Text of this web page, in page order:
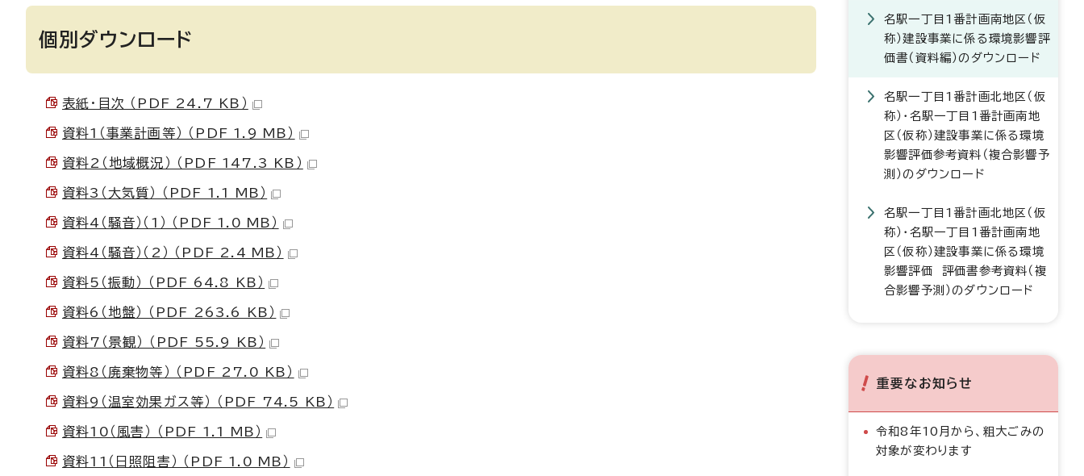
個別ダウンロード
表紙・目次 （PDF 24.7 KB）
資料1（事業計画等） （PDF 1.9 MB）
資料2（地域概況） （PDF 147.3 KB）
資料3（大気質） （PDF 1.1 MB）
資料4（騒音）（1） （PDF 1.0 MB）
資料4（騒音）（2） （PDF 2.4 MB）
資料5（振動） （PDF 64.8 KB）
資料6（地盤） （PDF 263.6 KB）
資料7（景観） （PDF 55.9 KB）
資料8（廃棄物等） （PDF 27.0 KB）
資料9（温室効果ガス等） （PDF 74.5 KB）
資料10（風害） （PDF 1.1 MB）
資料11（日照阻害） （PDF 1.0 MB）
名駅一丁目1番計画南地区（仮
称）建設事業に係る環境影響評
価書（資料編）のダウンロード
名駅一丁目1番計画北地区（仮
称）・名駅一丁目1番計画南地
区（仮称）建設事業に係る環境
影響評価参考資料（複合影響予
測）のダウンロード
名駅一丁目1番計画北地区（仮
称）・名駅一丁目1番計画南地
区（仮称）建設事業に係る環境
影響評価 評価書参考資料（複
合影響予測）のダウンロード
重要なお知らせ
令和8年10月から、粗大ごみの
対象が変わります